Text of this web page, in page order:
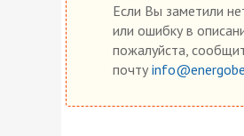
Если Вы заметили
или ошибку в
пожалуйста,
почту